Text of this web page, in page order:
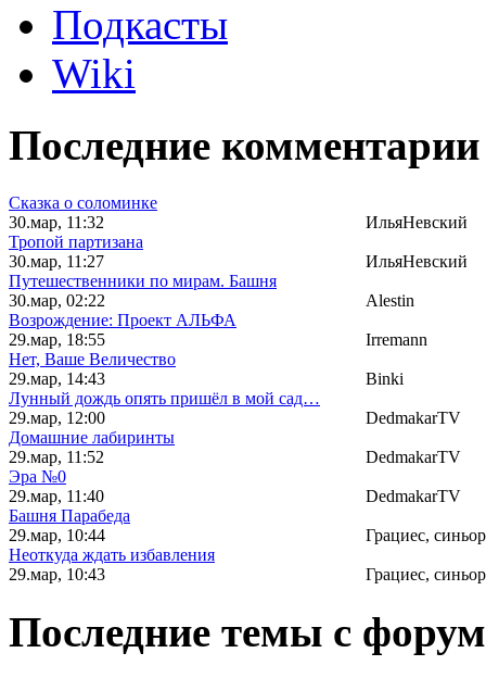
Подкасты
Wiki
Последние
Сказка о соломинке
30.мар, 11:32
ИльяНевский
Тропой партизана
30.мар, 11:27
ИльяНевский
Путешественники по мирам. Башня
30.мар, 02:22
Alestin
Возрождение: Проект АЛЬФА
29.мар, 18:55
Irremann
Нет, Ваше Величество
29.мар, 14:43
Binki
Лунный дождь опять пришёл в мой сад…
29.мар, 12:00
DedmakarTV
Домашние лабиринты
29.мар, 11:52
DedmakarTV
Эра №0
29.мар, 11:40
DedmakarTV
Башня Парабеда
29.мар, 10:44
Грациес,
Неоткуда ждать избавления
29.мар, 10:43
Грациес,
Последние темы с